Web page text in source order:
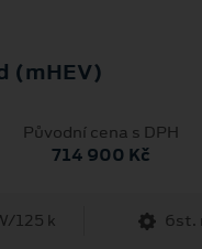
(mHEV)
Původní cena s DPH
714 900 Kč
125 k 6st.